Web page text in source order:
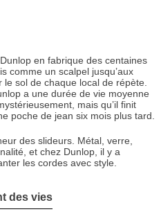
en fabrique des centaines
comme un scalpel jusqu’aux
sol de chaque local de répète.
a une durée de vie moyenne
mais qu’il finit
poche de jean six mois plus tard.
des slideurs. Métal, verre,
et chez Dunlop, il y a
les cordes avec style.
des vies